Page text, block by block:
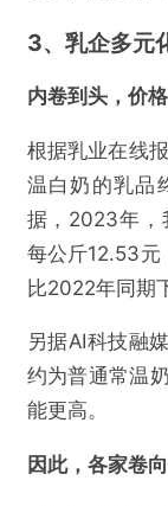
3、乳企多元
内卷到头，价
根据乳业在线
温白奶的乳品
据，2023年，
每公斤12.53元
比2022年同期
另据AI科技融
约为普通常温
能更高。
因此，各家卷